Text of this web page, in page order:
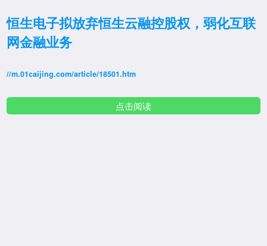
恒生电子拟放弃恒生云融控股权，弱化互联
网金融业务
//m.01caijing.com/article/18501.htm
点击阅读